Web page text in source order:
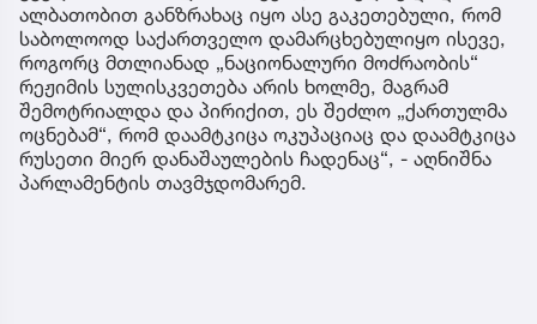
ალბათობით განზრახაც იყო ასე გაკეთებული, რომ
საბოლოოდ საქართველო დამარცხებულიყო ისევე,
როგორც მთლიანად „ნაციონალური მოძრაობის“
რეჟიმის სულისკვეთება არის ხოლმე, მაგრამ
შემოტრიალდა და პირიქით, ეს შეძლო „ქართულმა
ოცნებამ“, რომ დაამტკიცა ოკუპაციაც და დაამტკიცა
რუსეთი მიერ დანაშაულების ჩადენაც“, - აღნიშნა
პარლამენტის თავმჯდომარემ.